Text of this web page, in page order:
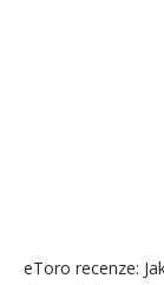
eToro recenze: